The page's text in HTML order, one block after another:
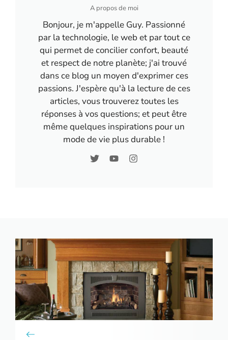
A propos de moi
Bonjour, je m'appelle Guy. Passionné
par la technologie, le web et par tout ce
qui permet de concilier confort, beauté
et respect de notre planète; j'ai trouvé
dans ce blog un moyen d'exprimer ces
passions. J'espère qu'à la lecture de ces
articles, vous trouverez toutes les
réponses à vos questions; et peut être
même quelques inspirations pour un
mode de vie plus durable !